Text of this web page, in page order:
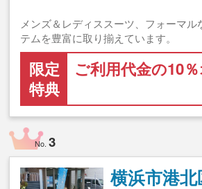
メンズ＆レディススーツ、フォーマル
テムを豊富に取り揃えています。
限定
特典
ご利用代金の10
No.3
横浜市港